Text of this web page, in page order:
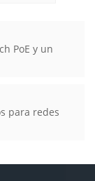
PoE y un
para redes